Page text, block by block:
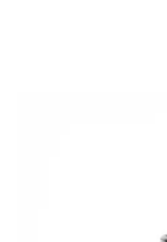
Detergenti
Detergenti